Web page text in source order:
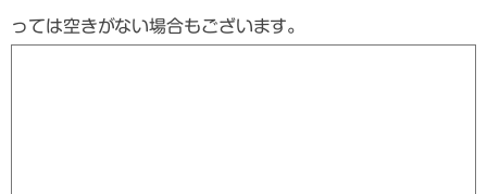
っては空きがない場合もございます。